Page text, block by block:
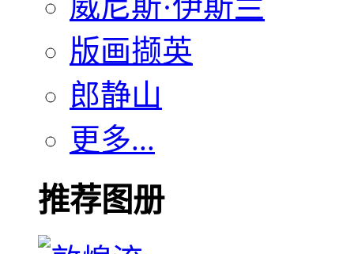
版画撷英
郎静山
更多...
推荐图册